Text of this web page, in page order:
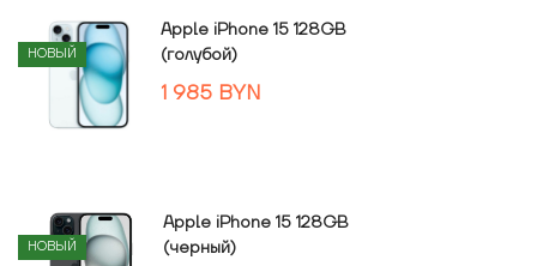
НОВЫЙ
Apple iPhone 15 128GB
(голубой)
1 985 BYN
НОВЫЙ
Apple iPhone 15 128GB
(черный)